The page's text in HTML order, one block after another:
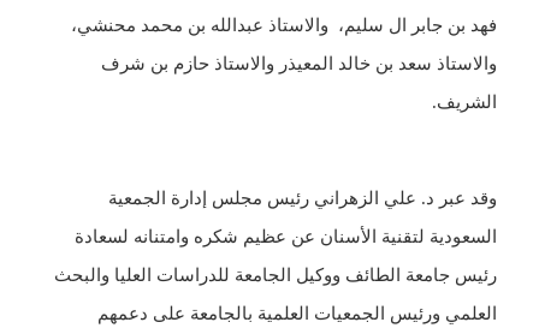
فهد بن جابر ال سليم، والاستاذ عبدالله بن محمد محنشي،
والاستاذ سعد بن خالد المعيذر والاستاذ حازم بن شرف
الشريف.
وقد عبر د. علي الزهراني رئيس مجلس إدارة الجمعية
السعودية لتقنية الأسنان عن عظيم شكره وامتنانه لسعادة
رئيس جامعة الطائف ووكيل الجامعة للدراسات العليا والبحث
العلمي ورئيس الجمعيات العلمية بالجامعة على دعمهم